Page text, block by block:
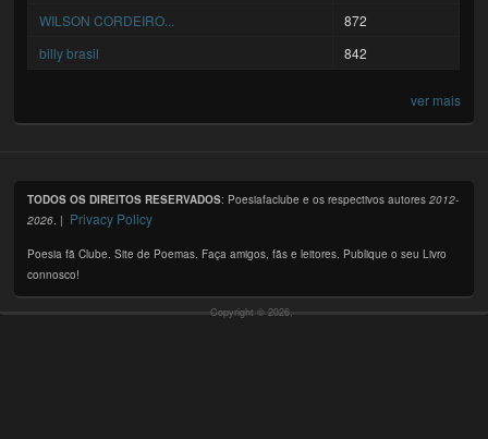
WILSON CORDEIRO...
872
billy brasil
842
ver mais
TODOS OS DIREITOS RESERVADOS: Poesiafaclube e os respectivos autores2012-
2026. | Privacy Policy
Poesia fã Clube. Site de Poemas. Faça amigos, fãs e leitores. Publique o seu Livro
connosco!
Copyright © 2026,